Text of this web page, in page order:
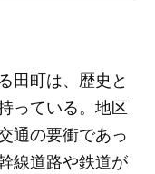
田町は、歴史と
っている。地区
通の要衝であっ
線道路や鉄道が